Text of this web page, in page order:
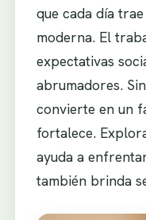
que cada día
moderna. El
expectativas
abrumadores.
convierte en un
fortalece.
ayuda a
también brinda